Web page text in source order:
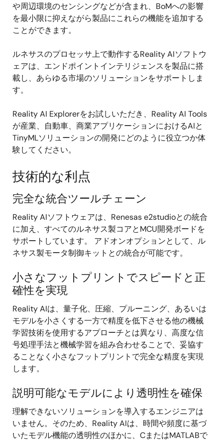
や周辺環境のセンシングなどが含まれ、BoMへの影響
を最小限に抑えながら製品にこれらの機能を追加する
ことができます。
ルネサスのプロセッサ上で動作するReality AIソフトウ
ェアは、エンドポイントインテリジェンスを製品に搭
載し、あらゆる市場のソリューションをサポートしま
す。
Reality AI Explorerをお試しいただき、Reality AI Tools
が産業、自動車、商業アプリケーションにおけるAIと
TinyMLソリューションの開発にどのように役立つか体
験してください。
技術的な利点
完全な統合ツールチェーン
Reality AIソフトウェアは、Renesas e2studioとの統合
に加え、すべてのルネサス製コアとMCU開発ボードを
サポートしています。 アドオンオプションとして、ル
ネサス製モータ制御キットとの統合が可能です。
小さなフットプリントでスピードと正
確性を実現
Reality AIは、量子化、圧縮、プルーニング、あるいは
モデルを小さくする一方で精度を低下させる他の機械
学習技術を使用するアプローチとは異なり、高度な信
号処理手法と機械学習を組み合わせることで、妥協す
ることなく小さなフットプリントで完全な精度を実現
します。
説明可能なモデルにより透明性を確保
理解できないソリューションを導入するエンジニアは
いません。そのため、Reality AIは、時間や頻度に基づ
いたモデル機能の透明性のほかに、CまたはMATLABで